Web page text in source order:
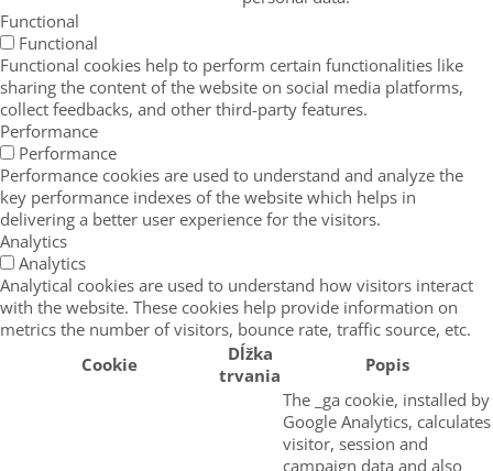
Functional
Functional
Functional cookies help to perform certain functionalities like
sharing the content of the website on social media platforms,
collect feedbacks, and other third-party features.
Performance
Performance
Performance cookies are used to understand and analyze the
key performance indexes of the website which helps in
delivering a better user experience for the visitors.
Analytics
Analytics
Analytical cookies are used to understand how visitors interact
with the website. These cookies help provide information on
metrics the number of visitors, bounce rate, traffic source, etc.
Cookie
Dĺžka
trvania
Popis
The _ga cookie, installed by
Google Analytics, calculates
visitor, session and
campaign data and also